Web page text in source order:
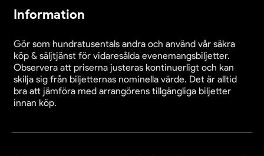
Information
Gör som hundratusentals andra och använd vår säkra
köp & säljtjänst för vidaresålda evenemangsbiljetter.
Observera att priserna justeras kontinuerligt och kan
skilja sig från biljetternas nominella värde. Det är alltid
bra att jämföra med arrangörens tillgängliga biljetter
innan köp.